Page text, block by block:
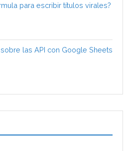
para escribir títulos virales?
las API con Google Sheets